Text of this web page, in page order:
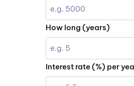
How long (years)
Interest rate (%) per